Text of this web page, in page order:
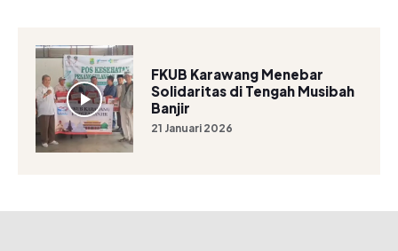
FKUB Karawang Menebar
Solidaritas di Tengah Musibah
Banjir
21 Januari 2026